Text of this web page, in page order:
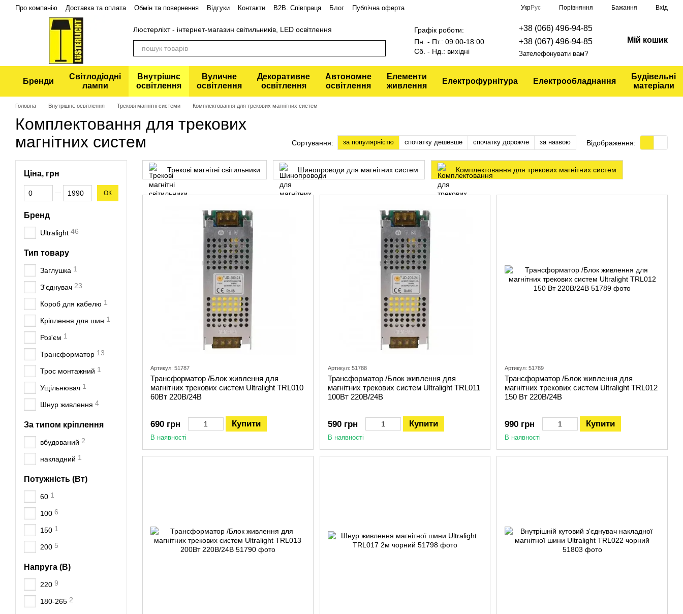
Перейти до основного контенту
Про компанію Доставка та оплата Обмін та повернення Відгуки Контакти В2В. Співпраця Блог
Публічна оферта
Політика конфіденційності
УкрРус Порівняння Бажання Вхід
Люстерліхт - інтернет-магазин світильників, LED освітлення
Графік роботи:
Пн. - Пт.: 09:00-18:00
Сб. - Нд.: вихідні
+38 (066) 496-94-85
+38 (067) 496-94-85
Зателефонувати вам?
Мій кошик
Бренди
Світлодіодні
лампи
Внутрішнє
освітлення
Вуличне
освітлення
Декоративне
освітлення
Автономне
освітлення
Елементи
живлення
Електрофурнітура Електрообладнання
Будівельні
матеріали
Головна Внутрішнє освітлення Трекові магнітні системи Комплектовання для трекових магнітних систем
Комплектовання для трекових
магнітних систем
Сортування: за популярністю спочатку дешевше спочатку дорожче за назвою Відображення:
Трекові магнітні світильники Шинопроводи для магнітних систем Комплектовання для трекових магнітних систем
Артикул: 51787
Трансформатор /Блок живлення для
магнітних трекових систем Ultralight TRL010
60Вт 220В/24В
690 грн Купити
В наявності
Артикул: 51788
Трансформатор /Блок живлення для
магнітних трекових систем Ultralight TRL011
100Вт 220В/24В
590 грн Купити
В наявності
Артикул: 51789
Трансформатор /Блок живлення для
магнітних трекових систем Ultralight TRL012
150 Вт 220В/24В
990 грн Купити
В наявності
Ціна, грн
Від Ціна, грн
До Ціна, грн ОК
Бренд
Ultralight 46
Тип товару
Заглушка 1
З'єднувач 23
Короб для кабелю 1
Кріплення для шин 1
Роз'єм 1
Трансформатор 13
Трос монтажний 1
Ущільнювач 1
Шнур живлення 4
За типом кріплення
вбудований 2
накладний 1
Потужність (Вт)
60 1
100 6
150 1
200 5
Напруга (В)
220 9
180-265 2